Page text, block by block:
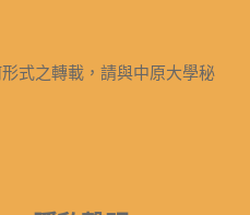
式之轉載，請與中原大學秘